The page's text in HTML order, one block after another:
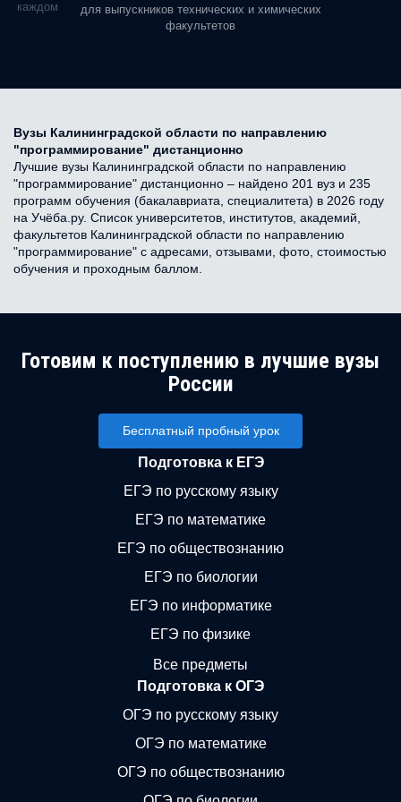
в каждом
для выпускников технических и химических
факультетов
Вузы Калининградской области по направлению
"программирование" дистанционно
Лучшие вузы Калининградской области по направлению
"программирование" дистанционно – найдено 201 вуз и 235
программ обучения (бакалавриата, специалитета) в 2026 году
на Учёба.ру. Список университетов, институтов, академий,
факультетов Калининградской области по направлению
"программирование" с адресами, отзывами, фото, стоимостью
обучения и проходным баллом.
Готовим к поступлению в лучшие вузы
России
Бесплатный пробный урок
Подготовка к ЕГЭ
ЕГЭ по русскому языку
ЕГЭ по математике
ЕГЭ по обществознанию
ЕГЭ по биологии
ЕГЭ по информатике
ЕГЭ по физике
Все предметы
Подготовка к ОГЭ
ОГЭ по русскому языку
ОГЭ по математике
ОГЭ по обществознанию